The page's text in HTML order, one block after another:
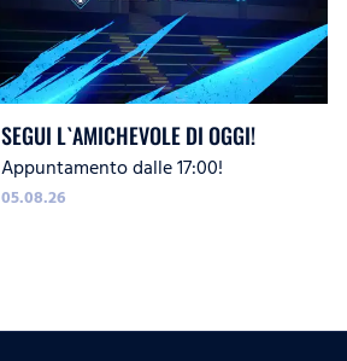
SEGUI L`AMICHEVOLE DI OGGI!
Appuntamento dalle 17:00!
05.08.26